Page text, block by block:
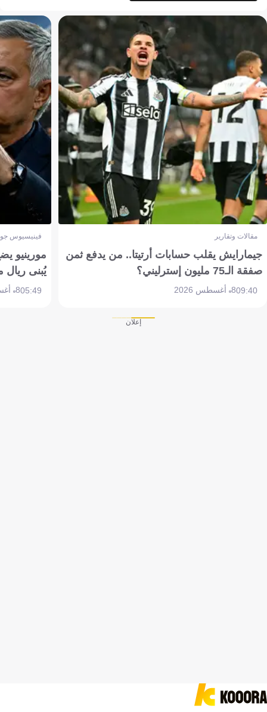
مقالات وتقارير
جيمارايش يقلب حسابات أرتيتا.. من يدفع ثمن
صفقة الـ75 مليون إسترليني؟
09:408 أغسطس 2026
فينيسيوس
مورينيو
يُبنى ريال
05:498 أغسطس 2026
إعلان